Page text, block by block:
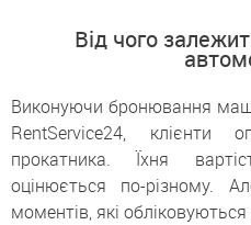
Від чого
Виконуючи бронювання
RentService24, клієнти
прокатника. Їхня
оцінюється по-різному.
моментів, які